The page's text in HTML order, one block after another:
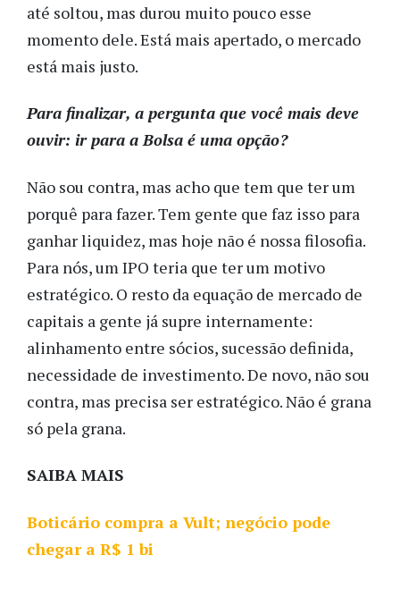
até soltou, mas durou muito pouco esse
momento dele. Está mais apertado, o mercado
está mais justo.
Para finalizar, a pergunta que você mais deve
ouvir: ir para a Bolsa é uma opção?
Não sou contra, mas acho que tem que ter um
porquê para fazer. Tem gente que faz isso para
ganhar liquidez, mas hoje não é nossa filosofia.
Para nós, um IPO teria que ter um motivo
estratégico. O resto da equação de mercado de
capitais a gente já supre internamente:
alinhamento entre sócios, sucessão definida,
necessidade de investimento. De novo, não sou
contra, mas precisa ser estratégico. Não é grana
só pela grana.
SAIBA MAIS
Boticário compra a Vult; negócio pode
chegar a R$ 1 bi